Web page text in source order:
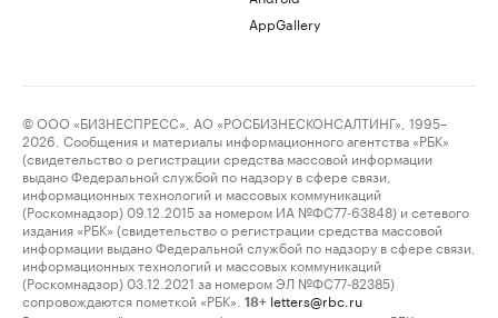
AppGallery
© ООО «БИЗНЕСПРЕСС», АО «РОСБИЗНЕСКОНСАЛТИНГ», 1995–
2026. Сообщения и материалы информационного агентства «РБК»
(свидетельство о регистрации средства массовой информации
выдано Федеральной службой по надзору в сфере связи,
информационных технологий и массовых коммуникаций
(Роскомнадзор) 09.12.2015 за номером ИА №ФС77-63848) и сетевого
издания «РБК» (свидетельство о регистрации средства массовой
информации выдано Федеральной службой по надзору в сфере связи,
информационных технологий и массовых коммуникаций
(Роскомнадзор) 03.12.2021 за номером ЭЛ №ФС77-82385)
сопровождаются пометкой «РБК».
18+ letters@rbc.ru